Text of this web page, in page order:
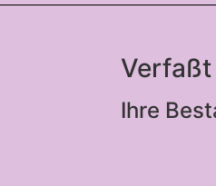
Verfaßt
Ihre